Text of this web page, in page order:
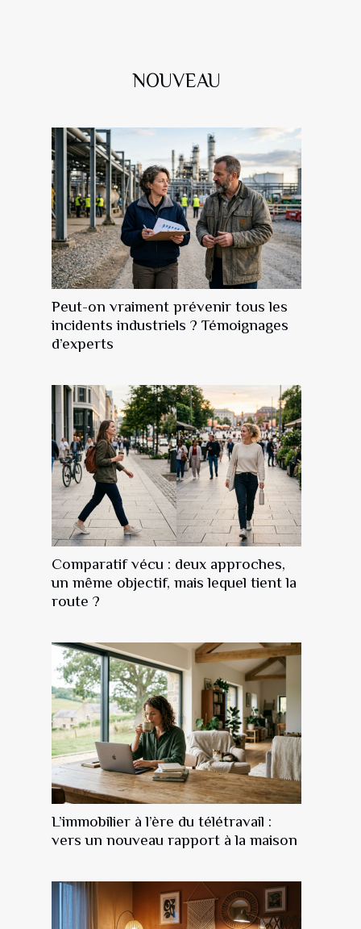
NOUVEAU
Peut-on vraiment prévenir tous les
incidents industriels ? Témoignages
d’experts
Comparatif vécu : deux approches,
un même objectif, mais lequel tient la
route ?
L’immobilier à l’ère du télétravail :
vers un nouveau rapport à la maison